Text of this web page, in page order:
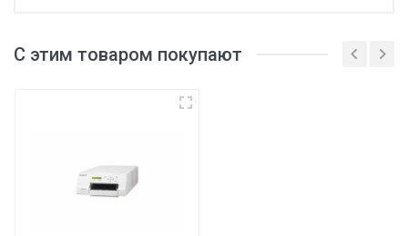
С этим товаром покупают